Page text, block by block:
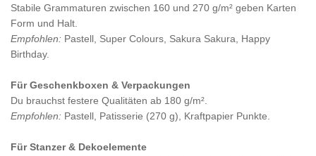
Stabile Grammaturen zwischen 160 und 270 g/m² geben Karten
Form und Halt.
Empfohlen: Pastell, Super Colours, Sakura Sakura, Happy
Birthday.
Für Geschenkboxen & Verpackungen
Du brauchst festere Qualitäten ab 180 g/m².
Empfohlen: Pastell, Patisserie (270 g), Kraftpapier Punkte.
Für Stanzer & Dekoelemente